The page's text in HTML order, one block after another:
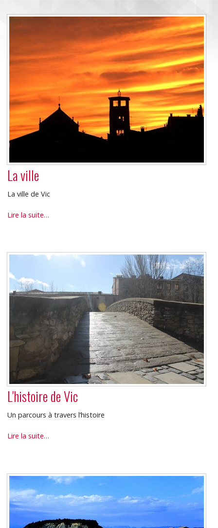
La ville
La ville de Vic
La
Lire la suite…
L'histoire de Vic
Un parcours à travers l’histoire
L'histoire
Lire la suite…